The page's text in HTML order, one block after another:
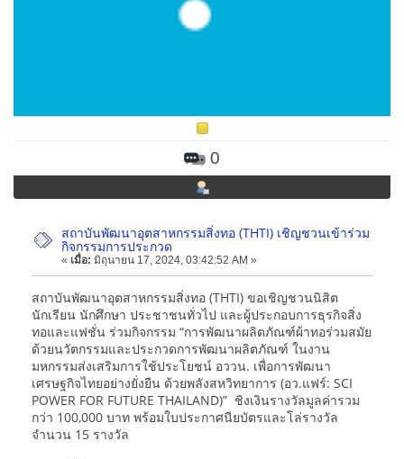
0
สถาบันพัฒนาอุตสาหกรรมสิ่งทอ (THTI) เชิญชวนเข้าร่วม
กิจกรรมการประกวด
« เมื่อ: มิถุนายน 17, 2024, 03:42:52 AM »
สถาบันพัฒนาอุตสาหกรรมสิ่งทอ (THTI) ขอเชิญชวนนิสิต
นักเรียน นักศึกษา ประชาชนทั่วไป และผู้ประกอบการธุรกิจสิ่ง
ทอและแฟชั่น ร่วมกิจกรรม “การพัฒนาผลิตภัณฑ์ผ้าทอร่วมสมัย
ด้วยนวัตกรรมและประกวดการพัฒนาผลิตภัณฑ์ ในงาน
มหกรรมส่งเสริมการใช้ประโยชน์ อววน. เพื่อการพัฒนา
เศรษฐกิจไทยอย่างยั่งยืน ด้วยพลังสหวิทยาการ (อว.แฟร์: SCI
POWER FOR FUTURE THAILAND)” ชิงเงินรางวัลมูลค่ารวม
กว่า 100,000 บาท พร้อมใบประกาศนียบัตรและโล่รางวัล
จำนวน 15 รางวัล